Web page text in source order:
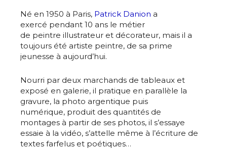
Adresse email*
Prénom
Statut / Organisation
Adresse email*
Nom
Né en 1950 à Paris, Patrick Danion a
exercé pendant 10 ans le métier
de peintre illustrateur et décorateur, mais il a
toujours été artiste peintre, de sa prime
jeunesse à aujourd’hui.
Nourri par deux marchands de tableaux et
exposé en galerie, il pratique en parallèle la
gravure, la photo argentique puis
numérique, produit des quantités de
montages à partir de ses photos, il s’essaye
essaie à la vidéo, s’attelle même à l’écriture de
textes farfelus et poétiques…